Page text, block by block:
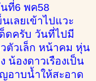
ที่6 พค58
เลยเข้าไปแวะ
ดครับ วันที่ไปมี
ตัวเล็ก หน้าคม หุ่น
องดาวเรืองเป็น
อาบน้ำให้สะอาด